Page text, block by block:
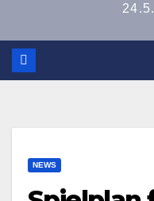
NEWS